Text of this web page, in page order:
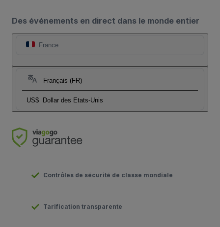
Des événements en direct dans le monde entier
France
Français (FR)
US$ Dollar des Etats-Unis
Contrôles de sécurité de classe mondiale
Tarification transparente